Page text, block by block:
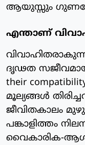
ആയുസ്സും
എന്താണ്
ദൃഢത
their
മൂല്യങ്ങൾ
ജീവിതകാലം
പങ്കാളിത്തം
വൈകാരിക-